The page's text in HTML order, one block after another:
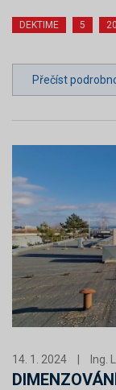
DEKTIME 5
Přečíst
14. 1. 2024 Ing.